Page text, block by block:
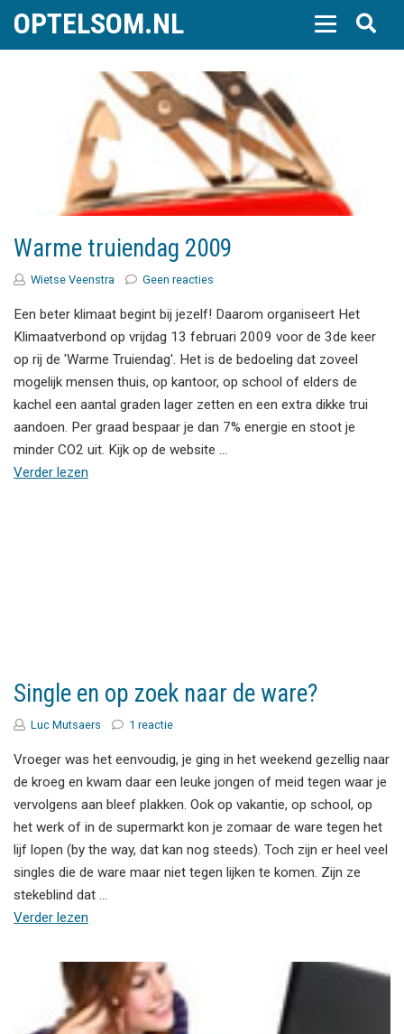
OPTELSOM.NL
Warme truiendag 2009
Wietse Veenstra Geen reacties
Een beter klimaat begint bij jezelf! Daarom organiseert Het
Klimaatverbond op vrijdag 13 februari 2009 voor de 3de keer
op rij de 'Warme Truiendag'. Het is de bedoeling dat zoveel
mogelijk mensen thuis, op kantoor, op school of elders de
kachel een aantal graden lager zetten en een extra dikke trui
aandoen. Per graad bespaar je dan 7% energie en stoot je
minder CO2 uit. Kijk op de website …
Verder lezen
Single en op zoek naar de ware?
Luc Mutsaers 1 reactie
Vroeger was het eenvoudig, je ging in het weekend gezellig naar
de kroeg en kwam daar een leuke jongen of meid tegen waar je
vervolgens aan bleef plakken. Ook op vakantie, op school, op
het werk of in de supermarkt kon je zomaar de ware tegen het
lijf lopen (by the way, dat kan nog steeds). Toch zijn er heel veel
singles die de ware maar niet tegen lijken te komen. Zijn ze
stekeblind dat …
Verder lezen